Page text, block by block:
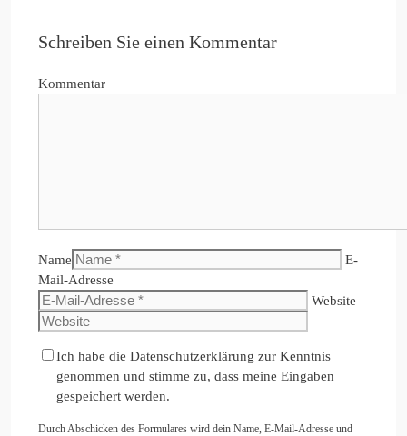
Schreiben Sie einen Kommentar
Kommentar
Name
E-
Mail-Adresse
Website
Ich habe die Datenschutzerklärung zur Kenntnis
genommen und stimme zu, dass meine Eingaben
gespeichert werden.
Durch Abschicken des Formulares wird dein Name, E-Mail-Adresse und